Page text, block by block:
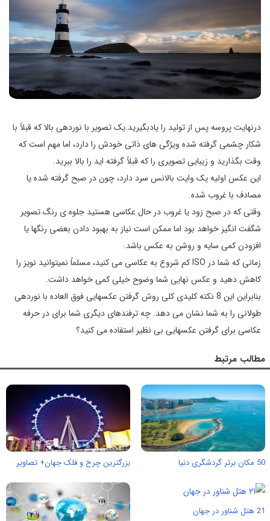
درنهایت پروسه پس از تولید را یادبگیرید.یک تصویر با نوردهی بالا که قبلاً با
شکار چشمی گرفته شده ویژگی های ذاتی خودش را دارد، اما مهم است که
وقت بگذارید و زیبایی تصویری را که قبلاً گرفته اید را بالا ببرید.
این عکس اولیه یک وایت بالانس سرد دارد، چون در صبح گرفته شده یا
مصادف با غروب شده.
وقتی که در صبح زود یا غروب در حال عکاسی هستید جلوه ی رنگ تصویر
شگفت انگیز خواهد بود اما ممکن است نیاز به بهبود دادن بعضی رنگها یا
افزودن کمی سایه و روشن به عکس باشد.
زمانی که شما در ISO کم شروع به عکاسی می کنید، مسلماً نمی­توانید نویز را
کاهش دهید و عکس نهایی شما وضوح خیلی کمی خواهد داشت.
بنابراین این 8 نکته کلیدی کلی روش گرفتن عکسهایی فوق العاده با نوردهی
طولانی را به شما نشان می دهد. چه ترفندهای دیگری شما برای در حرفه
عکاسی برای گرفتن عکسهایی بی نظیر استفاده می کنید؟
مطالب مرتبط
50 مکان برتر گردشگری دنیا بزرگترین چرخ و فلک جهان+ تصاویر
21 هتل شناور در جهان